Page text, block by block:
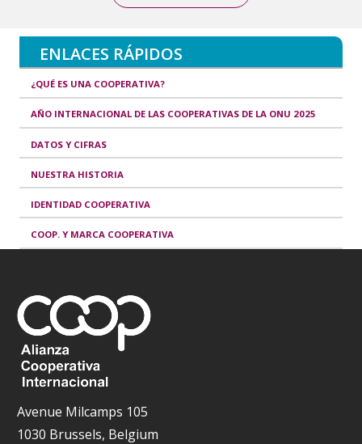
ENLACES RÁPIDOS
¿QUÉ ES UNA COOPERATIVA?
AÑO INTERNACIONAL DE LAS COOPERATIVAS DE LA ONU 2025
DATOS Y CIFRAS
NUESTRA HISTORIA
IDENTIDAD COOPERATIVA
COOP. Y MARCA COOPERATIVA
Avenue Milcamps 105
1030 Brussels, Belgium